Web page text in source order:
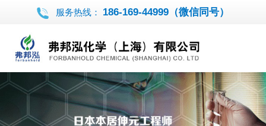
服务热线： 186-169-44999（微信同号）